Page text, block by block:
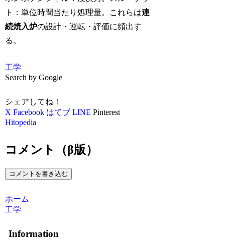
ト：単位時間当たり処理量。これらは連
続焼入炉の設計・運転・評価に頻出す
る。
工学
Search by Google
シェアしてね！
X Facebook はてブ LINE Pinterest
Hitopedia
コメント（β版）
コメントを書き込む
ホーム
工学
Information